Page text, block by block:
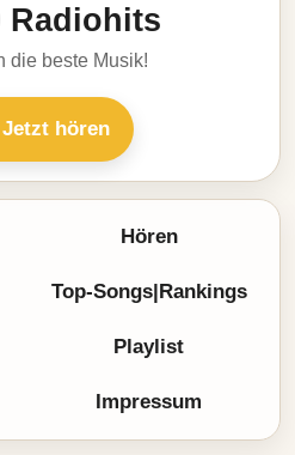
Radiohits
die beste Musik!
hören
Hören
Top-Songs|Rankings
Playlist
Impressum